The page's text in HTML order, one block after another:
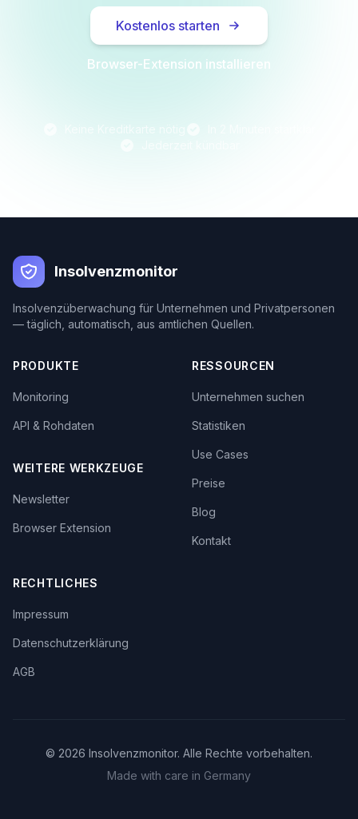
Kostenlos starten
Browser-Extension installieren
Insolvenzmonitor
Insolvenzüberwachung für Unternehmen und Privatpersonen
— täglich, automatisch, aus amtlichen Quellen.
PRODUKTE
Monitoring
API & Rohdaten
WEITERE WERKZEUGE
Newsletter
Browser Extension
RESSOURCEN
Unternehmen suchen
Statistiken
Use Cases
Preise
Blog
Kontakt
RECHTLICHES
Impressum
Datenschutzerklärung
AGB
© 2026 Insolvenzmonitor. Alle Rechte vorbehalten.
Made with care in Germany